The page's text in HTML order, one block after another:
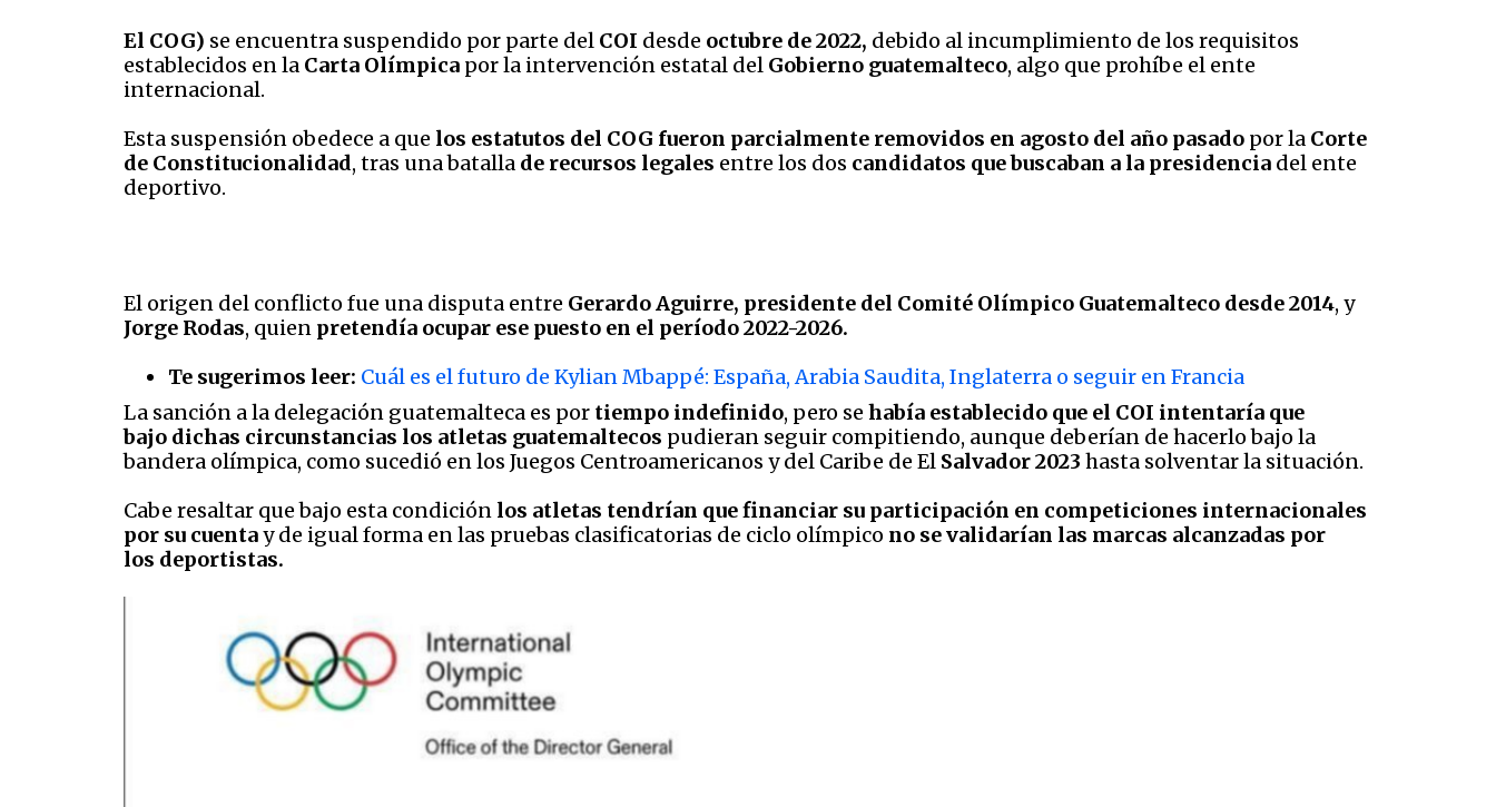
El COG) se encuentra suspendido por parte del COI desde octubre de 2022, debido al incumplimiento de los requisitos
establecidos en la Carta Olímpica por la intervención estatal del Gobierno guatemalteco, algo que prohíbe el ente
internacional.
Esta suspensión obedece a que los estatutos del COG fueron parcialmente removidos en agosto del año pasado por la Corte
de Constitucionalidad, tras una batalla de recursos legales entre los dos candidatos que buscaban a la presidencia del ente
deportivo.
El origen del conflicto fue una disputa entre Gerardo Aguirre, presidente del Comité Olímpico Guatemalteco desde 2014, y
Jorge Rodas, quien pretendía ocupar ese puesto en el período 2022-2026.
Te sugerimos leer: Cuál es el futuro de Kylian Mbappé: España, Arabia Saudita, Inglaterra o seguir en Francia
La sanción a la delegación guatemalteca es por tiempo indefinido, pero se había establecido que el COI intentaría que
bajo dichas circunstancias los atletas guatemaltecos pudieran seguir compitiendo, aunque deberían de hacerlo bajo la
bandera olímpica, como sucedió en los Juegos Centroamericanos y del Caribe de El Salvador 2023 hasta solventar la situación.
Cabe resaltar que bajo esta condición los atletas tendrían que financiar su participación en competiciones internacionales
por su cuentay de igual forma en las pruebas clasificatorias de ciclo olímpico no se validarían las marcas alcanzadas por
los deportistas.